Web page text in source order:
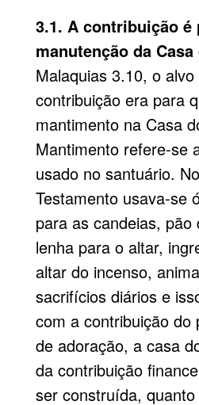
3.1. A contribuição é
manutenção da Casa
Malaquias 3.10, o
contribuição era para
mantimento na Casa
Mantimento refere-se
usado no santuário.
Testamento usava-se
para as candeias, pão
lenha para o altar,
altar do incenso,
sacrifícios diários e
com a contribuição do
de adoração, a casa
da contribuição
ser construída,